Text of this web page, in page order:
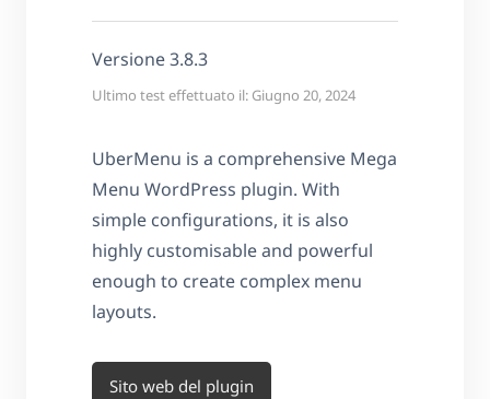
Versione 3.8.3
Ultimo test effettuato il: Giugno 20, 2024
UberMenu is a comprehensive Mega
Menu WordPress plugin. With
simple configurations, it is also
highly customisable and powerful
enough to create complex menu
layouts.
Sito web del plugin